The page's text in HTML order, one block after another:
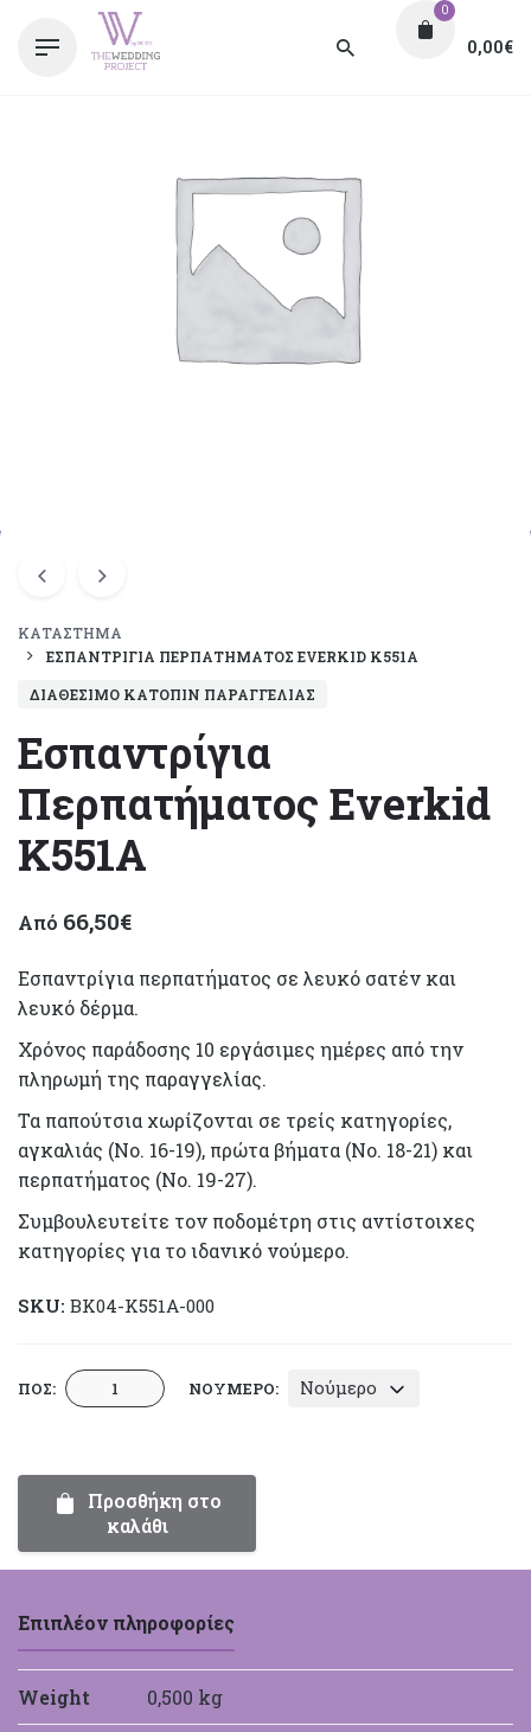
0,00€
0
ΚΑΤΆΣΤΗΜΑ
ΕΣΠΑΝΤΡΊΓΙΑ ΠΕΡΠΑΤΉΜΑΤΟΣ EVERKID Κ551Α
ΔΙΑΘΈΣΙΜΟ ΚΑΤΌΠΙΝ ΠΑΡΑΓΓΕΛΊΑΣ
Εσπαντρίγια
Περπατήματος Everkid
Κ551Α
Από 66,50€
Εσπαντρίγια περπατήματος σε λευκό σατέν και
λευκό δέρμα.
Χρόνος παράδοσης 10 εργάσιμες ημέρες από την
πληρωμή της παραγγελίας.
Τα παπούτσια χωρίζονται σε τρείς κατηγορίες,
αγκαλιάς (Νο. 16-19), πρώτα βήματα (Νο. 18-21) και
περπατήματος (Νο. 19-27).
Συμβουλευτείτε τον ποδομέτρη στις αντίστοιχες
κατηγορίες για το ιδανικό νούμερο.
SKU: BK04-Κ551Α-000
ΠΟΣ: Εσπαντρίγια
Περπατήματος
Κ551Α
ποσότητα
ΝΟΎΜΕΡΟ: Νούμερο
Προσθήκη στο
καλάθι
Επιπλέον πληροφορίες
Weight 0,500 kg